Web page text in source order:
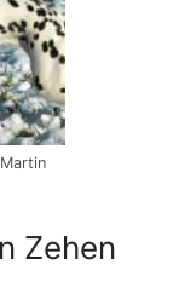
Zehen